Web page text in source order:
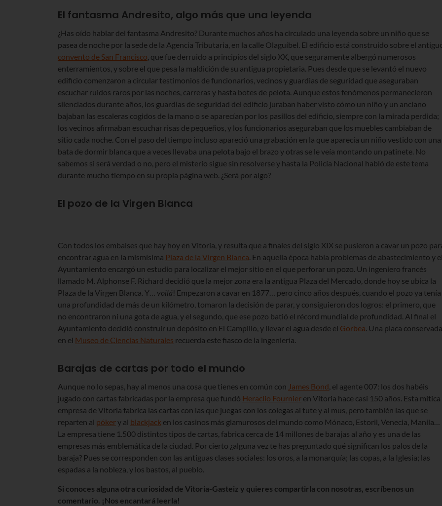
El fantasma Andresito, algo más que una leyenda
¿Has oído hablar del fantasma Andresito? Durante muchos años ha circulado una leyenda sobre un niño que se
pasea de noche por la sede de la Agencia Tributaria, en la calle Olaguíbel. El edificio está construido sobre el
convento de San Francisco, que fue derruido a principios del siglo XX, que seguramente albergó numerosos
enterramientos, y sobre el que pesa la maldición de su antigua propietaria. Pues desde que se levantó el nuevo
edificio comenzaron a circular testimonios de funcionarios, vecinos y guardias de seguridad que aseguraban
escuchar ruidos raros por las noches, carreras y hasta botes de pelota. Aunque estos fenómenos permanecieron
silenciados durante años, los guardias de seguridad del edificio juraban haber visto cómo un niño y un anciano
bajaban las escaleras cogidos de la mano o se aparecían por los pasillos del edificio, siempre con la mirada perdida;
los vecinos afirmaban escuchar risas de pequeños, y los funcionarios aseguraban que los muebles cambiaban de
sitio cada noche. Con el paso del tiempo incluso apareció una grabación en la que aparecía un niño vestido con una
bata de dormir blanca que a veces llevaba una pelota bajo el brazo y otras se le veía montando un patinete. No
sabemos si será verdad o no, pero el misterio sigue sin resolverse y hasta la Policía Nacional habló de este tema
durante mucho tiempo en su propia página web. ¿Será por algo?
El pozo de la Virgen Blanca
Con todos los embalses que hay hoy en Vitoria, y resulta que a finales del siglo XIX se pusieron a cavar un pozo
encontrar agua en la mismísima Plaza de la Virgen Blanca. En aquella época había problemas de abastecimiento y
Ayuntamiento encargó un estudio para localizar el mejor sitio en el que perforar un pozo. Un ingeniero francés
llamado M. Alphonse F. Richard decidió que la mejor zona era la antigua Plaza del Mercado, donde hoy se ubica la
Plaza de la Virgen Blanca. Y… voilá! Empezaron a cavar en 1877… pero cinco años después, cuando el pozo ya tenía
una profundidad de más de un kilómetro, tomaron la decisión de parar, y consiguieron dos logros: el primero, que
no encontraron ni una gota de agua, y el segundo, que ese pozo batió el récord mundial de profundidad. Al final el
Ayuntamiento decidió construir un depósito en El Campillo, y llevar el agua desde el Gorbea. Una placa conservada
en el Museo de Ciencias Naturales recuerda este fiasco de la ingeniería.
Barajas de cartas por todo el mundo
Aunque no lo sepas, hay al menos una cosa que tienes en común con James Bond, el agente 007: los dos habéis
jugado con cartas fabricadas por la empresa que fundó Heraclio Fournier en Vitoria hace casi 150 años. Esta mítica
empresa de Vitoria fabrica las cartas con las que juegas con los colegas al tute y al mus, pero también las que se
reparten al pókery al blackjack en los casinos más glamurosos del mundo como Mónaco, Estoril, Venecia, Manila…
La empresa tiene 1.500 distintos tipos de cartas, fabrica cerca de 14 millones de barajas al año y es una de las
empresas más emblemática de la ciudad. Por cierto ¿alguna vez te has preguntado qué significan los palos de la
baraja? Pues se corresponden con las antiguas clases sociales: los oros, a la monarquía; las copas, a la Iglesia; las
espadas a la nobleza, y los bastos, al pueblo.
Si conoces alguna otra curiosidad de Vitoria-Gasteiz y quieres compartirla con nosotras, escríbenos un
comentario. ¡Nos encantará leerla!